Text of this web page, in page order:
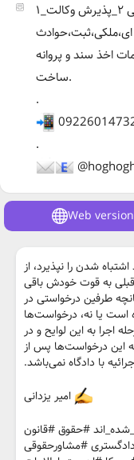
ای،ملکی،ثبت،حوادث
و تنظیم قرارداد ۴_ خدمات اخذ سند و پروانه
ساخت.
.
.
Web version
شدن را نپذیرد، از
قبلی به قوت خودش باقی
طرفین درخواستی در
است یا نه، درخواست‌ها
اجرا به این لوایح و در
این درخواست‌ها پس از
با دادگاه نمی‌باشد.
امیر یزدانی
#حقوق #قانون
#مشاورحقوقی